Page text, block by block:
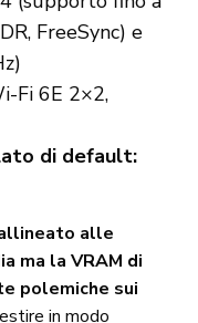
FreeSync) e
Fi 6E 2×2,
di default:
alle
ma la VRAM di
polemiche sui
in modo